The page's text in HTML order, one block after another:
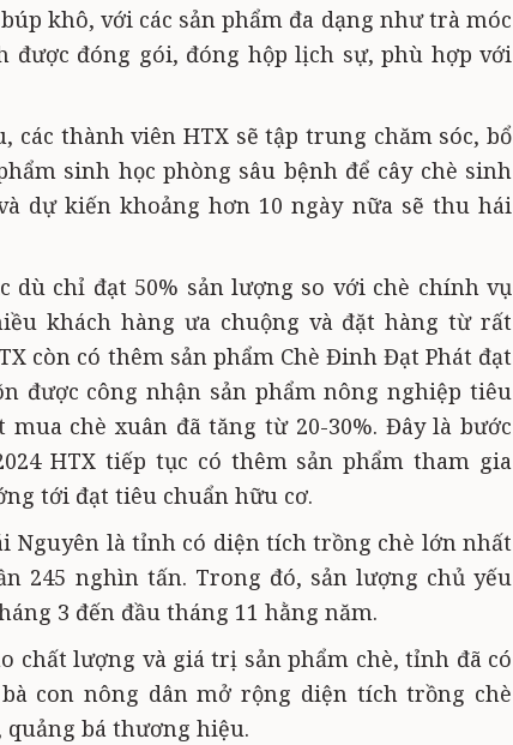
khô, với các sản phẩm đa dạng như trà móc
được đóng gói, đóng hộp lịch sự, phù hợp với
các thành viên HTX sẽ tập trung chăm sóc, bổ
sinh học phòng sâu bệnh để cây chè sinh
dự kiến khoảng hơn 10 ngày nữa sẽ thu hái
dù chỉ đạt 50% sản lượng so với chè chính vụ
khách hàng ưa chuộng và đặt hàng từ rất
còn có thêm sản phẩm Chè Đinh Đạt Phát đạt
được công nhận sản phẩm nông nghiệp tiêu
chè xuân đã tăng từ 20-30%. Đây là bước
HTX tiếp tục có thêm sản phẩm tham gia
tới đạt tiêu chuẩn hữu cơ.
Nguyên là tỉnh có diện tích trồng chè lớn nhất
245 nghìn tấn. Trong đó, sản lượng chủ yếu
3 đến đầu tháng 11 hằng năm.
chất lượng và giá trị sản phẩm chè, tỉnh đã có
con nông dân mở rộng diện tích trồng chè
bá thương hiệu.